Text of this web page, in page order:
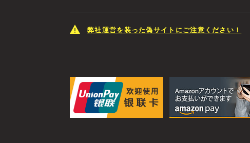
弊社運営を装った偽サイトにご注意ください！